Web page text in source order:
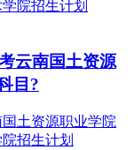
云南国土资源
目?